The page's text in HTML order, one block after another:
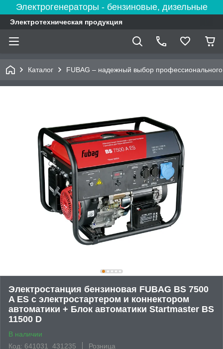
Электрогенераторы - бензиновые, дизельные
Электротехническая продукция
Каталог FUBAG – надежный выбор
Электростанция бензиновая FUBAG BS 7500
A ES с электростартером и коннектором
автоматики + Блок автоматики Startmaster BS
11500 D
В наличии
Код: 641031_431235
Розница